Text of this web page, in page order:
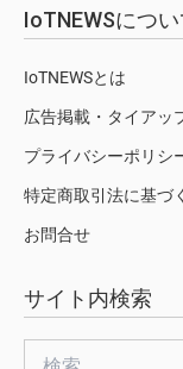
IoTNEWSについ
IoTNEWSとは
広告掲載・タイアッ
プライバシーポリシ
特定商取引法に基づ
お問合せ
サイト内検索